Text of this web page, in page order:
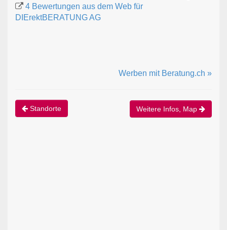
4 Bewertungen aus dem Web für
DIErektBERATUNG AG
Werben mit Beratung.ch »
Standorte Weitere Infos, Map